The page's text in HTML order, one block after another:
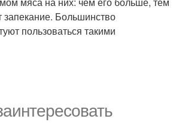
Большинство
пользоваться такими